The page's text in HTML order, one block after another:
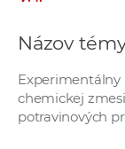
Názov
Experimentálny
chemickej
potravinových